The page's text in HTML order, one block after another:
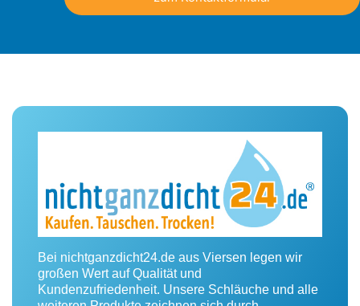
Bei nichtganzdicht24.de aus Viersen legen wir
großen Wert auf Qualität und
Kundenzufriedenheit. Unsere Schläuche und alle